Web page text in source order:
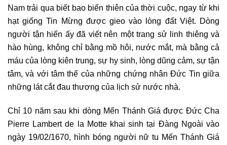
Nam trải qua biết bao biến thiên của thời cuộc, ngay từ khi
hạt giống Tin Mừng được gieo vào lòng đất Việt. Dòng
người tận hiến ấy đã viết nên một trang sử linh thiêng và
hào hùng, không chỉ bằng mồ hôi, nước mắt, mà bằng cả
máu của lòng kiên trung, sự hy sinh, lòng dũng cảm, sự tận
tâm, và với tâm thế của những chứng nhân Đức Tin giữa
những lát cắt đau thương của lịch sử nước nhà.
Chỉ 10 năm sau khi dòng Mến Thánh Giá được Đức Cha
Pierre Lambert de la Motte khai sinh tại Đàng Ngoài vào
ngày 19/02/1670, hình bóng người nữ tu Mến Thánh Giá